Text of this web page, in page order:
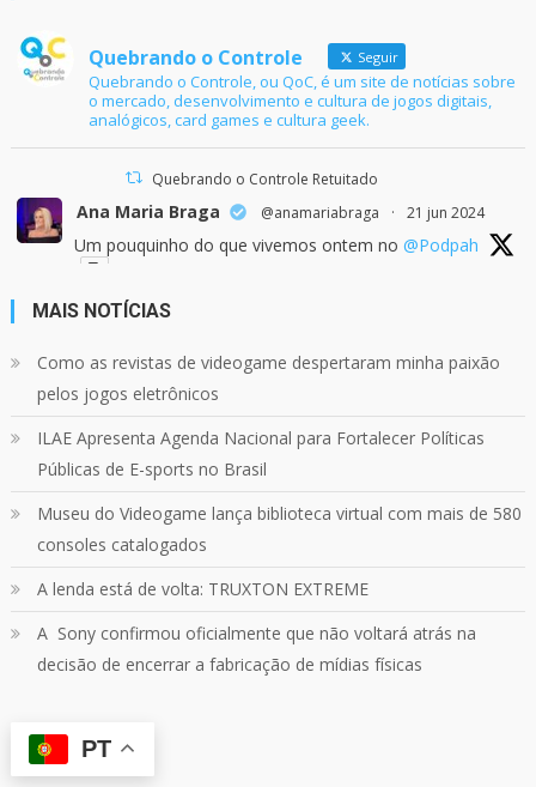
Quebrando o Controle Seguir
Quebrando o Controle, ou QoC, é um site de notícias sobre
o mercado, desenvolvimento e cultura de jogos digitais,
analógicos, card games e cultura geek.
Quebrando o Controle Retuitado
Ana Maria Braga @anamariabraga · 21 jun 2024
Um pouquinho do que vivemos ontem no @Podpah
Quebrando o Controle
Confira em nosso site o mais recente REVIEW de
Skull & Bones.
Mais em:
https://buff.ly/3yPhDN2
Carregar mais
MAIS NOTÍCIAS
Como as revistas de videogame despertaram minha paixão
pelos jogos eletrônicos
ILAE Apresenta Agenda Nacional para Fortalecer Políticas
Públicas de E-sports no Brasil
Museu do Videogame lança biblioteca virtual com mais de 580
consoles catalogados
A lenda está de volta: TRUXTON EXTREME
A Sony confirmou oficialmente que não voltará atrás na
decisão de encerrar a fabricação de mídias físicas
PT